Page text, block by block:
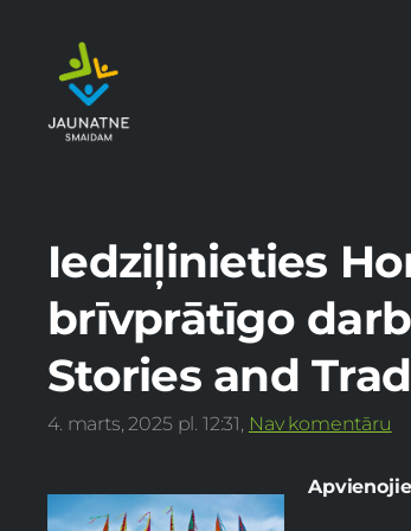
Iedziļinieties
brīvprātīgo
Stories and
4. marts, 2025 pl. 12:31, Nav komentāru